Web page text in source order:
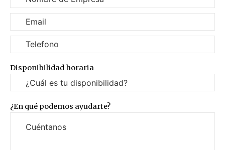
Disponibilidad horaria
¿En qué podemos ayudarte?